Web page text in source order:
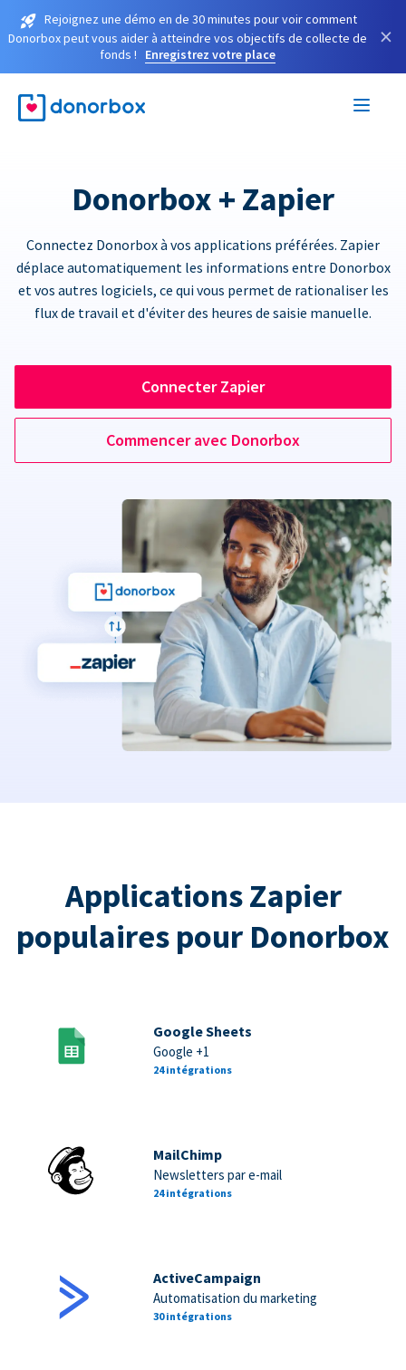
Rejoignez une démo en de 30 minutes pour voir comment
Donorbox peut vous aider à atteindre vos objectifs de collecte de
fonds !
Enregistrez votre place
×
Donorbox + Zapier
Connectez Donorbox à vos applications préférées. Zapier
déplace automatiquement les informations entre Donorbox
et vos autres logiciels, ce qui vous permet de rationaliser les
flux de travail et d'éviter des heures de saisie manuelle.
Connecter Zapier
Commencer avec Donorbox
Applications Zapier
populaires pour Donorbox
Google Sheets
Google +1
24 intégrations
MailChimp
Newsletters par e-mail
24 intégrations
ActiveCampaign
Automatisation du marketing
30 intégrations